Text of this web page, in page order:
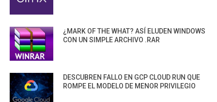
¿MARK OF THE WHAT? ASÍ ELUDEN WINDOWS
CON UN SIMPLE ARCHIVO .RAR
DESCUBREN FALLO EN GCP CLOUD RUN QUE
ROMPE EL MODELO DE MENOR PRIVILEGIO